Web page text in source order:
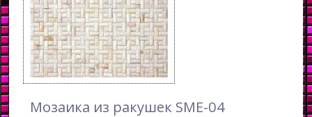
Мозаика из ракушек SME-04